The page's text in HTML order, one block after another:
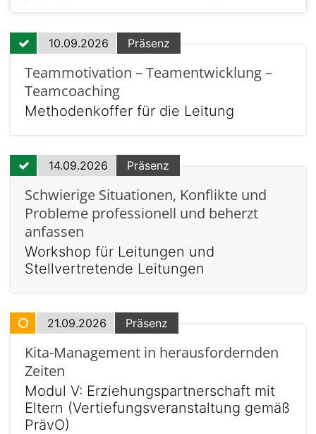
10.09.2026 Präsenz
Teammotivation – Teamentwicklung –
Teamcoaching
Methodenkoffer für die Leitung
14.09.2026 Präsenz
Schwierige Situationen, Konflikte und
Probleme professionell und beherzt
anfassen
Workshop für Leitungen und
Stellvertretende Leitungen
21.09.2026 Präsenz
Kita-Management in herausfordernden
Zeiten
Modul V: Erziehungspartnerschaft mit
Eltern (Vertiefungsveranstaltung gemäß
PrävO)